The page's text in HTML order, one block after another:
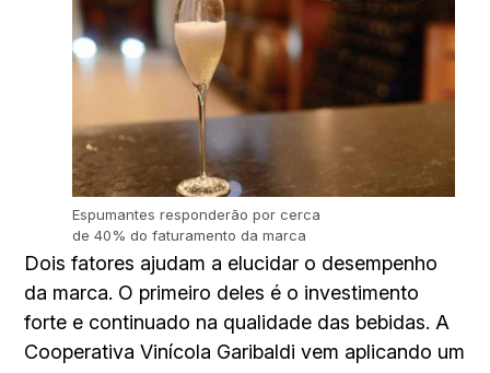
Espumantes responderão por cerca
de 40% do faturamento da marca
Dois fatores ajudam a elucidar o desempenho
da marca. O primeiro deles é o investimento
forte e continuado na qualidade das bebidas. A
Cooperativa Vinícola Garibaldi vem aplicando um